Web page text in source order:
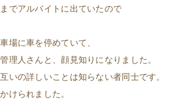
でアルバイトに出ていたので
場に車を停めていて、
理人さんと、顔見知りになりました。
いの詳しいことは知らない者同士です。
けられました。